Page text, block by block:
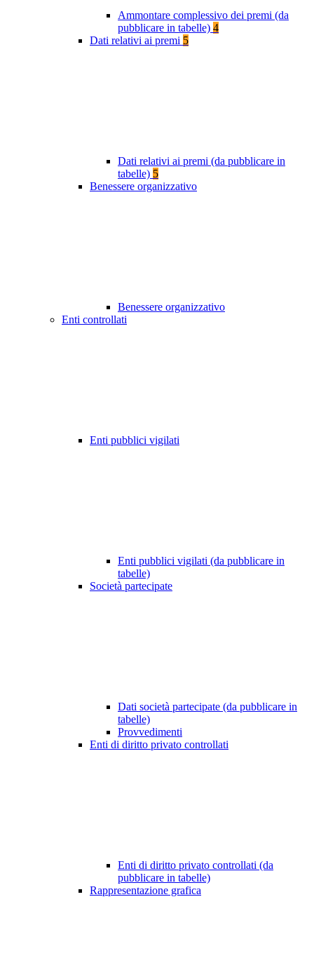
Ammontare complessivo dei premi (da
pubblicare in tabelle) 4
Dati relativi ai premi 5
Dati relativi ai premi (da pubblicare in
tabelle) 5
Benessere organizzativo
Benessere organizzativo
Enti controllati
Enti pubblici vigilati
Enti pubblici vigilati (da pubblicare in
tabelle)
Società partecipate
Dati società partecipate (da pubblicare in
tabelle)
Provvedimenti
Enti di diritto privato controllati
Enti di diritto privato controllati (da
pubblicare in tabelle)
Rappresentazione grafica